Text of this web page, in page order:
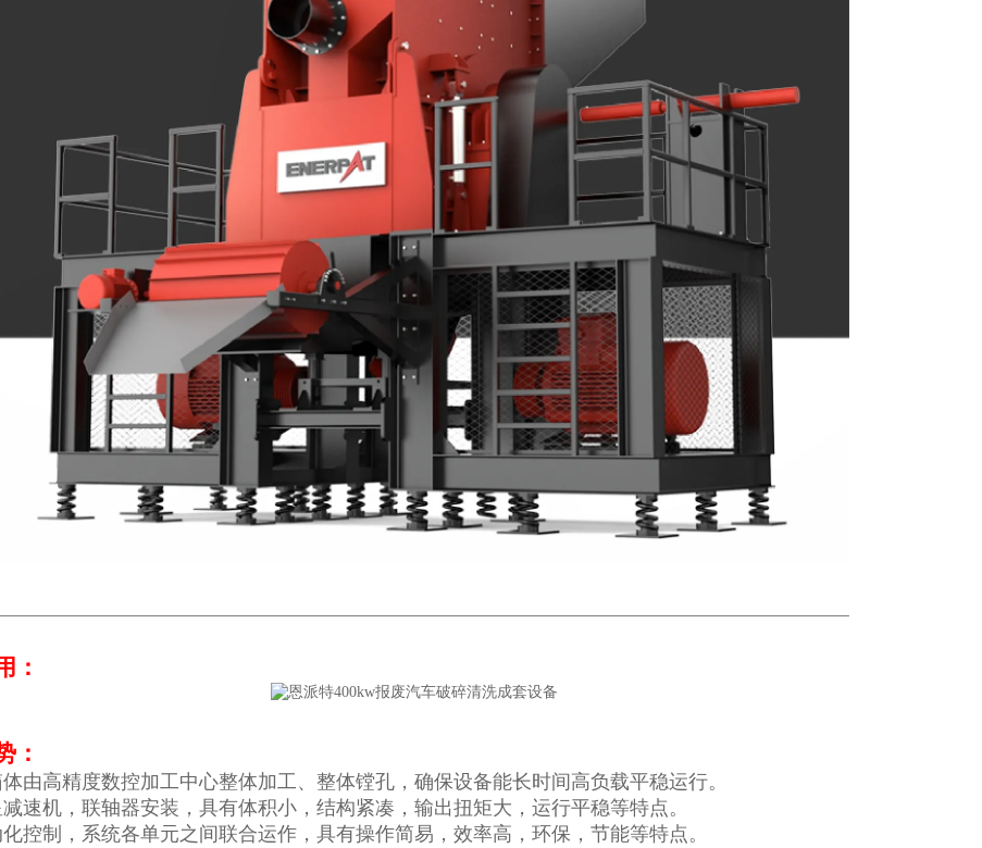
：
：
由高精度数控加工中心整体加工、整体镗孔，确保设备能长时间高负载平稳运行。
速机，联轴器安装，具有体积小，结构紧凑，输出扭矩大，运行平稳等特点。
控制，系统各单元之间联合运作，具有操作简易，效率高，环保，节能等特点。